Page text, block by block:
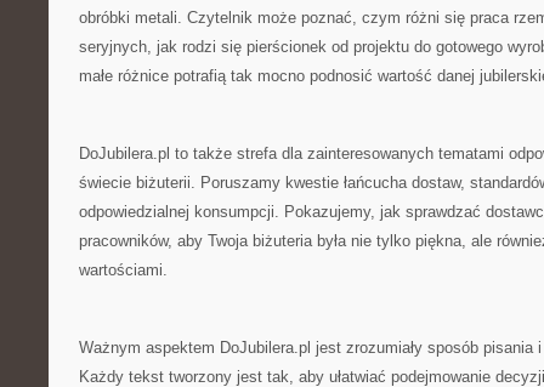
obróbki metali. Czytelnik może poznać, czym różni się praca
seryjnych, jak rodzi się pierścionek od projektu do gotowego
małe różnice potrafią tak mocno podnosić wartość danej
DoJubilera.pl to także strefa dla zainteresowanych tematami
świecie biżuterii. Poruszamy kwestie łańcucha dostaw,
odpowiedzialnej konsumpcji. Pokazujemy, jak sprawdzać
pracowników, aby Twoja biżuteria była nie tylko piękna, ale
wartościami.
Ważnym aspektem DoJubilera.pl jest zrozumiały sposób pisania
Każdy tekst tworzony jest tak, aby ułatwiać podejmowanie